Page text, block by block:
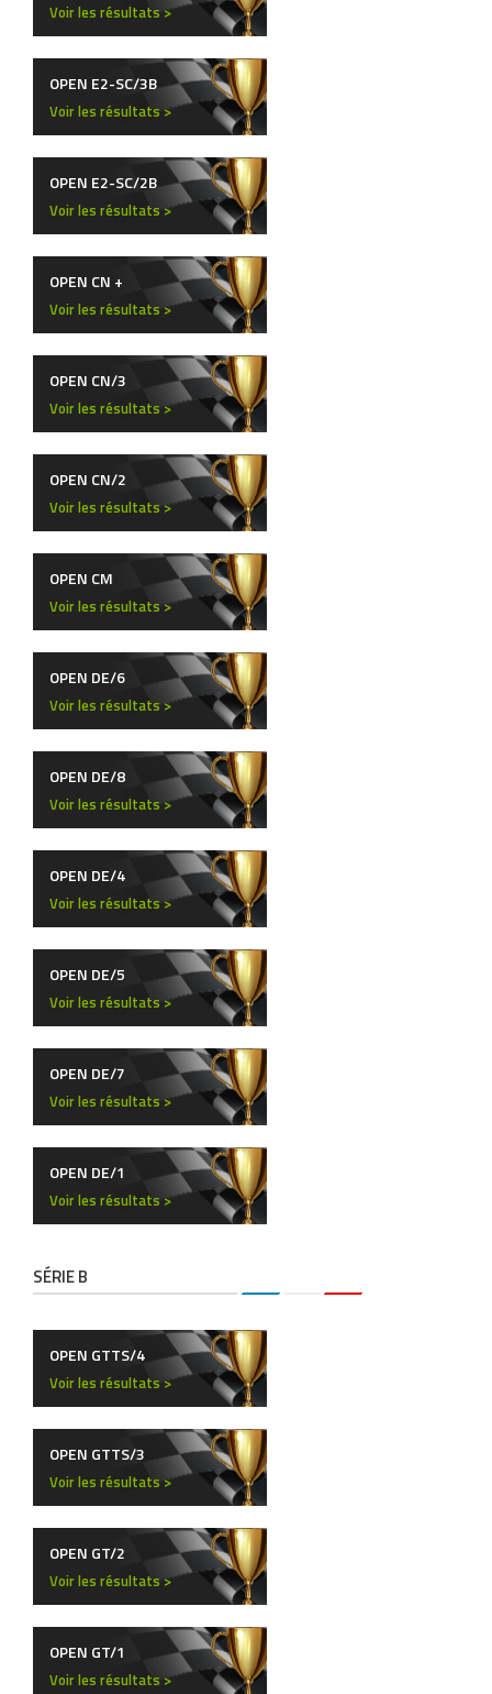
Voir les résultats >
OPEN E2-SC/3B
Voir les résultats >
OPEN E2-SC/2B
Voir les résultats >
OPEN CN +
Voir les résultats >
OPEN CN/3
Voir les résultats >
OPEN CN/2
Voir les résultats >
OPEN CM
Voir les résultats >
OPEN DE/6
Voir les résultats >
OPEN DE/8
Voir les résultats >
OPEN DE/4
Voir les résultats >
OPEN DE/5
Voir les résultats >
OPEN DE/7
Voir les résultats >
OPEN DE/1
Voir les résultats >
SÉRIE B
OPEN GTTS/4
Voir les résultats >
OPEN GTTS/3
Voir les résultats >
OPEN GT/2
Voir les résultats >
OPEN GT/1
Voir les résultats >